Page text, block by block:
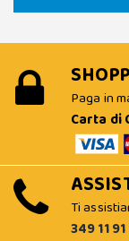
Paga in
Carta di
Ti
349 11